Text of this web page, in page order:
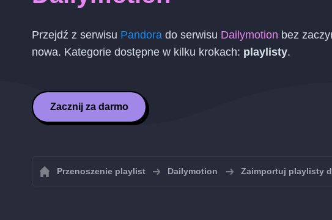
Przejdź z serwisu Pandora do serwisu Dailymotion bez
nowa. Kategorie dostępne w kilku krokach: playlisty.
Zacznij za darmo
Przenoszenie playlist Dailymotion Zaimportuj playlisty